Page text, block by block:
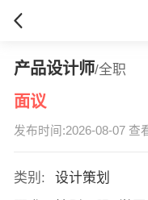
产品设计师/全职
面议
发布时间:2026-08-07 查
类别:
设计策划